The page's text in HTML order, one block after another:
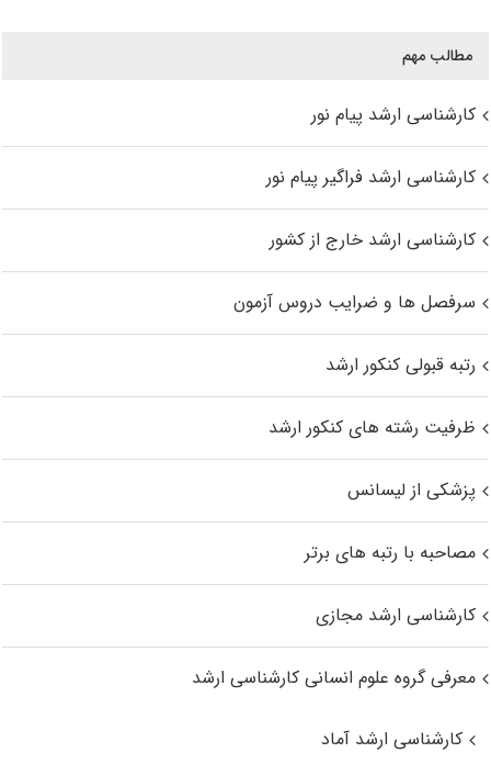
مطالب مهم
کارشناسی ارشد پیام نور
کارشناسی ارشد فراگیر پیام نور
کارشناسی ارشد خارج از کشور
سرفصل ها و ضرایب دروس آزمون
رتبه قبولی کنکور ارشد
ظرفیت رشته های کنکور ارشد
پزشکی از لیسانس
مصاحبه با رتبه های برتر
کارشناسی ارشد مجازی
معرفی گروه علوم انسانی کارشناسی ارشد
کارشناسی ارشد آماد